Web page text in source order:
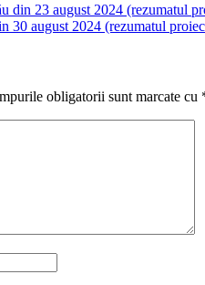
din 23 august 2024 (rezumatul
30 august 2024 (rezumatul
obligatorii sunt marcate cu